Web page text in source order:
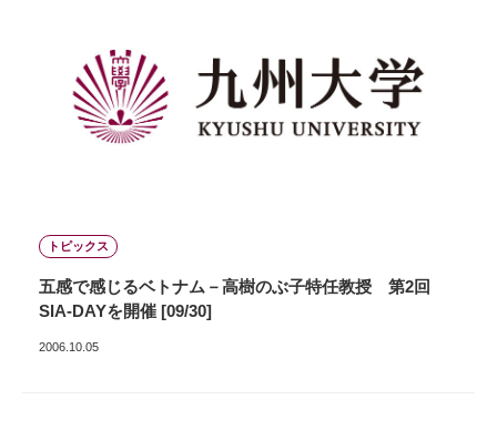
トピックス
五感で感じるベトナム－高樹のぶ子特任教授 第2回
SIA-DAYを開催 [09/30]
2006.10.05